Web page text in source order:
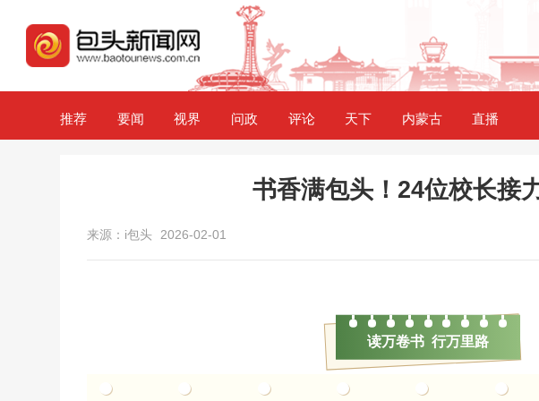
推荐 要闻 视界 问政 评论 天下 内蒙古 直播
书香满包头！24位校长接
来源：i包头 2026-02-01
读万卷书 行万里路